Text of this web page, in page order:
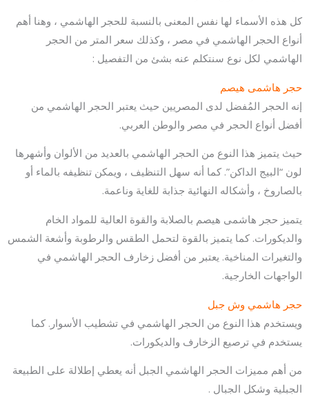
كل هذه الأسماء لها نفس المعنى بالنسبة للحجر الهاشمي ، وهنا أهم
أنواع الحجر الهاشمي في مصر ، وكذلك سعر المتر من الحجر
الهاشمي لكل نوع سنتكلم عنه بشئ من التفصيل :
حجر هاشمى هيصم
إنه الحجر المُفضل لدى المصريين حيث يعتبر الحجر الهاشمي من
أفضل أنواع الحجر في مصر والوطن العربي.
حيث يتميز هذا النوع من الحجر الهاشمي بالعديد من الألوان وأشهرها
لون “البيج الداكن”. كما أنه سهل التنظيف ، ويمكن تنظيفه بالماء أو
بالصاروخ ، وأشكاله النهائية جذابة للغاية وناعمة.
يتميز حجر هاشمى هيصم بالصلابة والقوة العالية للمواد الخام
والديكورات. كما يتميز بالقوة لتحمل الطقس والرطوبة وأشعة الشمس
والتغيرات المناخية. يعتبر من أفضل زخارف الحجر الهاشمي في
الواجهات الخارجية.
حجر هاشمي وش جبل
ويستخدم هذا النوع من الحجر الهاشمي في تشطيب الأسوار. كما
يستخدم في ترصيع الزخارف والديكورات.
من أهم مميزات الحجر الهاشمي الجبل أنه يعطي إطلالة على الطبيعة
الجبلية وشكل الجبال .